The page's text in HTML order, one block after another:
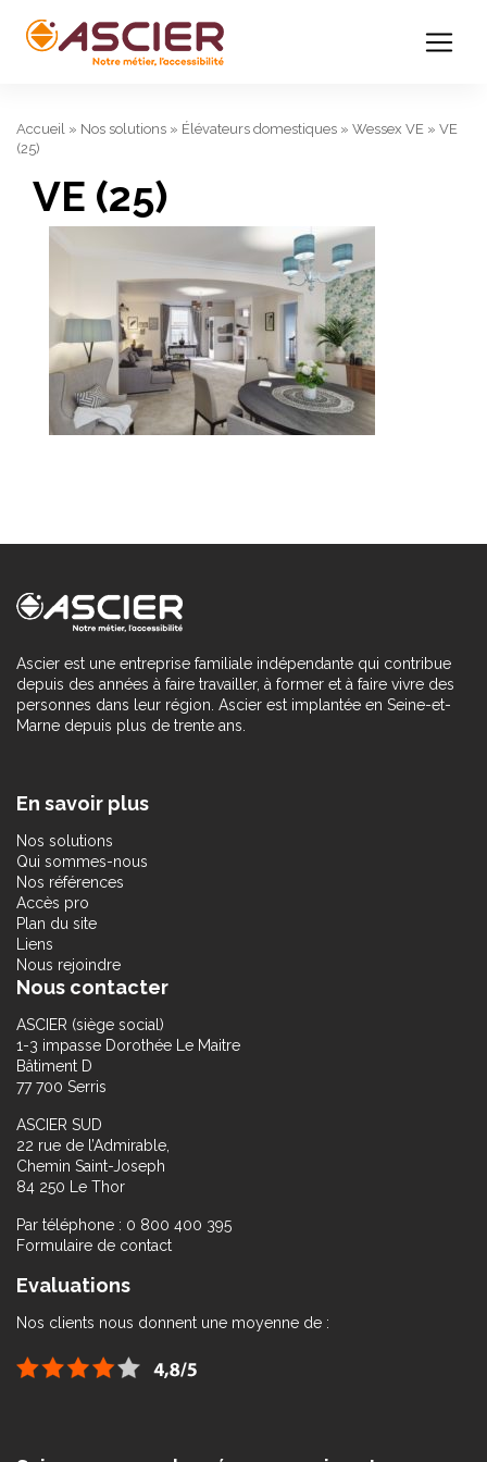
Accueil » Nos solutions » Élévateurs domestiques » Wessex VE » VE
(25)
VE (25)
Ascier est une entreprise familiale indépendante qui contribue
depuis des années à faire travailler, à former et à faire vivre des
personnes dans leur région. Ascier est implantée en Seine-et-
Marne depuis plus de trente ans.
En savoir plus
Nos solutions
Qui sommes-nous
Nos références
Accès pro
Plan du site
Liens
Nous rejoindre
Nous contacter
ASCIER (siège social)
1-3 impasse Dorothée Le Maitre
Bâtiment D
77 700 Serris
ASCIER SUD
22 rue de l’Admirable,
Chemin Saint-Joseph
84 250 Le Thor
Par téléphone : 0 800 400 395
Formulaire de contact
Evaluations
Nos clients nous donnent une moyenne de :